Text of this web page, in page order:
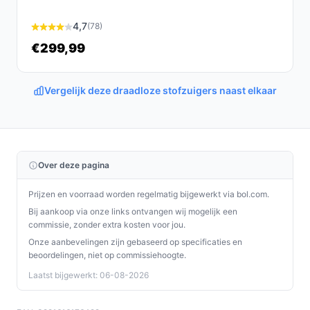
Veelgestelde vragen
Is dit geschikt voor thuisgebruik / intensief gebruik /
Geschikt voor thuisgebruik en dagelijks schoonmaken
gebruik of lange ononderbroken sessies, controleer de
capaciteit en oplaadtijd (6 uur).
Waar moet ik op letten bij onderhoud?
Controleer regelmatig het reservoir en maak dit schoon
volgens handleiding. Controleer filters en openingen op
verstopping en volg de aanwijzingen in de handleiding
voor reiniging. Noteer ook oplaadtijd en laadprocedure
in de handleiding.
4,7(78)
€299,99
Vergelijk deze draadloze stofzuigers naast elkaar
Over deze pagina
Prijzen en voorraad worden regelmatig bijgewerkt via bol.com.
Bij aankoop via onze links ontvangen wij mogelijk een
commissie, zonder extra kosten voor jou.
Onze aanbevelingen zijn gebaseerd op specificaties en
beoordelingen, niet op commissiehoogte.
Laatst bijgewerkt: 06-08-2026